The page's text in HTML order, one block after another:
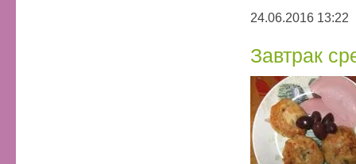
24.06.2016 13:22
Завтрак